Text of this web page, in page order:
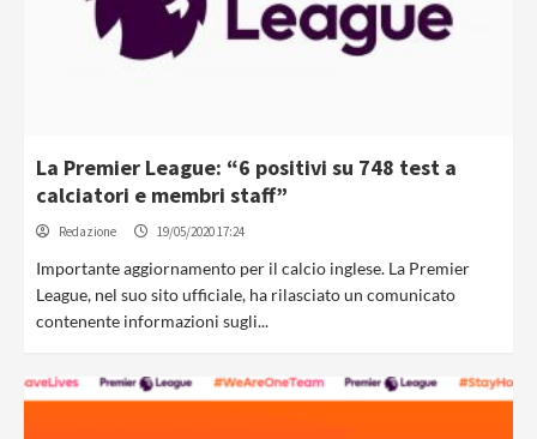
La Premier League: “6 positivi su 748 test a
calciatori e membri staff”
Redazione 19/05/2020 17:24
Importante aggiornamento per il calcio inglese. La Premier
League, nel suo sito ufficiale, ha rilasciato un comunicato
contenente informazioni sugli...